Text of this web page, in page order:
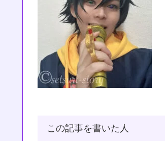
この記事を書いた人